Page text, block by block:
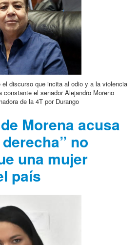
el discurso que incita al odio y a la violencia
constante el senador Alejandro Moreno
de la 4T por Durango
Morena acusa
no
una mujer
país